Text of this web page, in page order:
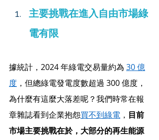
主要挑戰在進入自由市場綠
電有限
據統計，2024 年綠電交易量約為 30 億
度 ，但總綠電發電度數超過 300 億度，
為什麼有這麼大落差呢？我們時常在報
章雜誌看到企業抱怨買不到綠電 ， 目前
市場主要挑戰在於，大部分的再生能源